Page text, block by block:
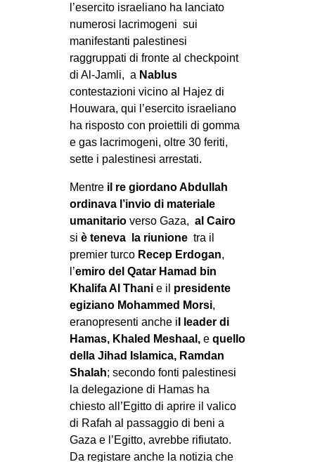
l’esercito israeliano ha lanciato
numerosi lacrimogeni sui
manifestanti palestinesi
raggruppati di fronte al checkpoint
di Al-Jamli, a Nablus
contestazioni vicino al Hajez di
Houwara, qui l’esercito israeliano
ha risposto con proiettili di gomma
e gas lacrimogeni, oltre 30 feriti,
sette i palestinesi arrestati.
Mentre il re giordano Abdullah
ordinava l’invio di materiale
umanitario verso Gaza, al Cairo
si è teneva la riunione tra il
premier turco Recep Erdogan,
l’emiro del Qatar Hamad bin
Khalifa Al Thani e il presidente
egiziano Mohammed Morsi,
eranopresenti anche i l leader di
Hamas, Khaled Meshaal, e quello
della Jihad Islamica, Ramdan
Shalah; secondo fonti palestinesi
la delegazione di Hamas ha
chiesto all’Egitto di aprire il valico
di Rafah al passaggio di beni a
Gaza e l’Egitto, avrebbe rifiutato.
Da registare anche la notizia che